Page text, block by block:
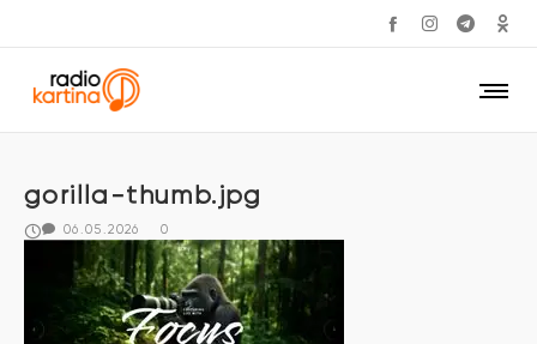
gorilla-thumb.jpg
06.05.2026 0